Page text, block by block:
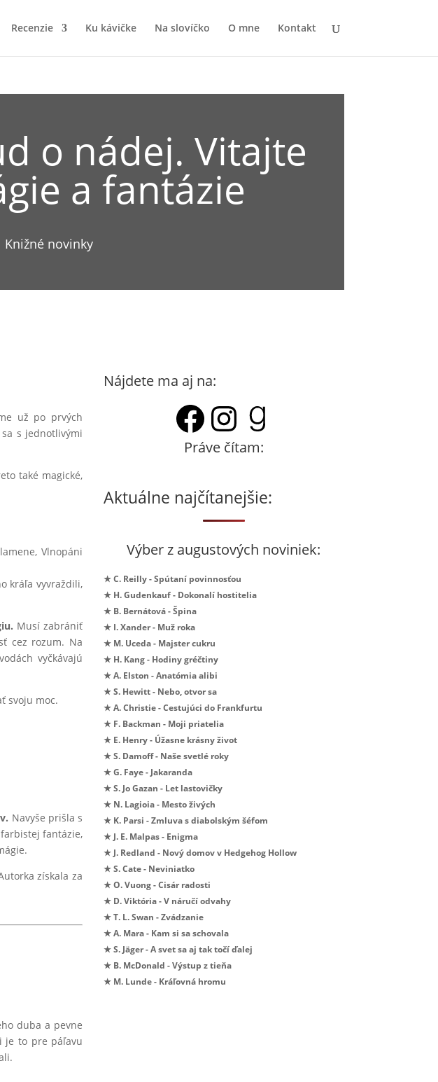
Recenzie Ku kávičke Na slovíčko O mne Kontakt
o nádej. Vitajte
a fantázie
Knižné novinky
už po prvých
s jednotlivými
také magické,
Vlnopáni
kráľa vyvraždili,
Musí zabrániť
cez rozum. Na
vyčkávajú
svoju moc.
Navyše prišla s
fantázie,
získala za
duba a pevne
je to pre páľavu
Nájdete ma aj na:
Facebook
Instagram
Goodreads
Práve čítam:
Aktuálne najčítanejšie:
Výber z augustových noviniek:
★ C. Reilly - Spútaní povinnosťou
★ H. Gudenkauf - Dokonalí hostitelia
★ B. Bernátová - Špina
★ I. Xander - Muž roka
★ M. Uceda - Majster cukru
★ H. Kang - Hodiny gréčtiny
★ A. Elston - Anatómia alibi
★ S. Hewitt - Nebo, otvor sa
★ A. Christie - Cestujúci do Frankfurtu
★ F. Backman - Moji priatelia
★ E. Henry - Úžasne krásny život
★ S. Damoff - Naše svetlé roky
★ G. Faye - Jakaranda
★ S. Jo Gazan - Let lastovičky
★ N. Lagioia - Mesto živých
★ K. Parsi - Zmluva s diabolským šéfom
★ J. E. Malpas - Enigma
★ J. Redland - Nový domov v Hedgehog Hollow
★ S. Cate - Neviniatko
★ O. Vuong - Cisár radosti
★ D. Viktória - V náručí odvahy
★ T. L. Swan - Zvádzanie
★ A. Mara - Kam si sa schovala
★ S. Jäger - A svet sa aj tak točí ďalej
★ B. McDonald - Výstup z tieňa
★ M. Lunde - Kráľovná hromu